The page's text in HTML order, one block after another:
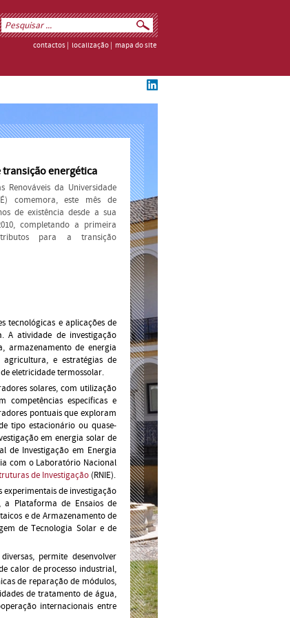
contactos localização mapa do site
transição energética
Renováveis da Universidade
comemora, este mês de
de existência desde a sua
completando a primeira
para a transição
tecnológicas e aplicações de
A atividade de investigação
armazenamento de energia
e estratégias de
eletricidade termossolar.
solares, com utilização
específicas e
pontuais que exploram
tipo estacionário ou quase-
em energia solar de
de Investigação em Energia
com o Laboratório Nacional
de Investigação (RNIE).
de investigação
a Plataforma de Ensaios de
e de Armazenamento de
de Tecnologia Solar e de
permite desenvolver
calor de processo industrial,
de reparação de módulos,
de tratamento de água,
internacionais entre